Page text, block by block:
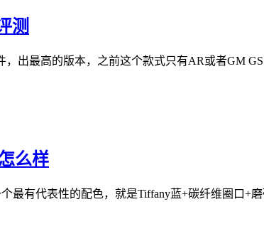
测
出最高的版本，之前这个款式只有AR或者GM
么样
最有代表性的配色，就是Tiffany蓝+碳纤维圈口+